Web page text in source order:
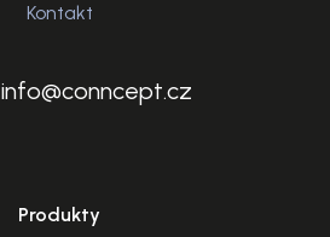
Kontakt
info@conncept.cz
Produkty